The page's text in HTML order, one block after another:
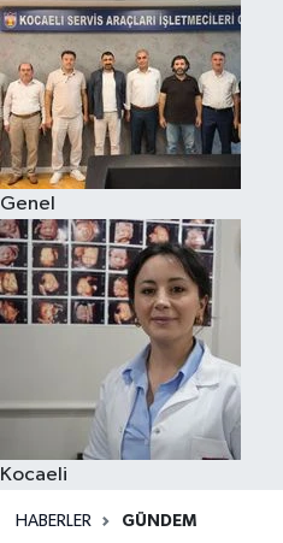
Genel
Kocaeli
HABERLER GÜNDEM